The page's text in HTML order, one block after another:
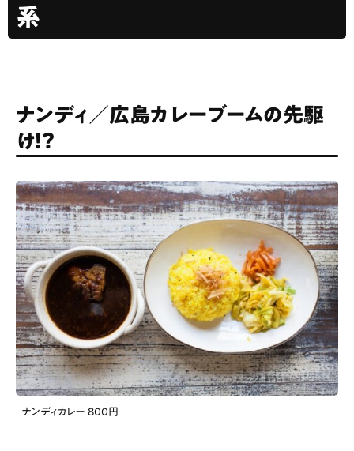
系
ナンディ／広島カレーブームの先駆
け！？
ナンディカレー 800円